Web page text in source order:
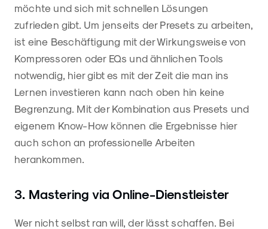
möchte und sich mit schnellen Lösungen
zufrieden gibt. Um jenseits der Presets zu arbeiten,
ist eine Beschäftigung mit der Wirkungsweise von
Kompressoren oder EQs und ähnlichen Tools
notwendig, hier gibt es mit der Zeit die man ins
Lernen investieren kann nach oben hin keine
Begrenzung. Mit der Kombination aus Presets und
eigenem Know-How können die Ergebnisse hier
auch schon an professionelle Arbeiten
herankommen.
3. Mastering via Online-Dienstleister
Wer nicht selbst ran will, der lässt schaffen. Bei